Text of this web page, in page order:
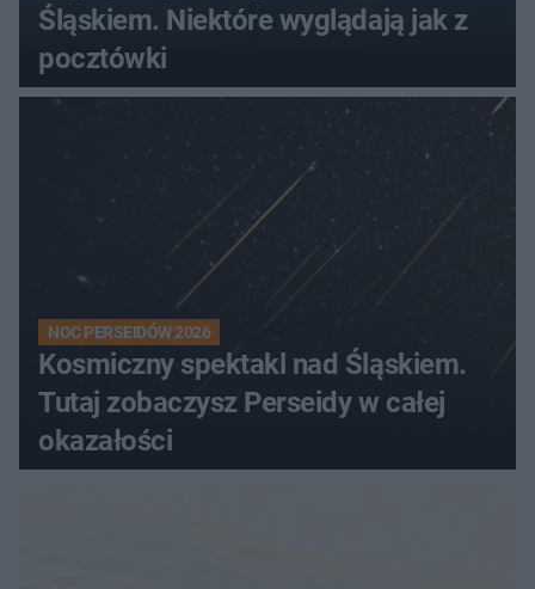
Śląskiem. Niektóre wyglądają jak z
pocztówki
NOC PERSEIDÓW 2026
Kosmiczny spektakl nad Śląskiem.
Tutaj zobaczysz Perseidy w całej
okazałości